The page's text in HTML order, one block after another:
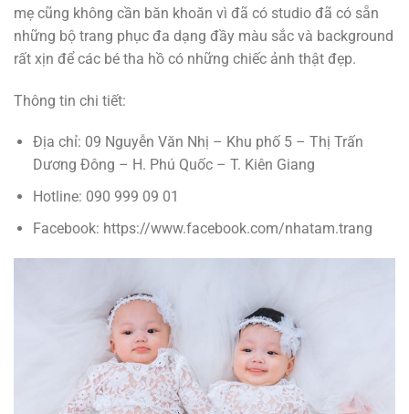
mẹ cũng không cần băn khoăn vì đã có studio đã có sẵn
những bộ trang phục đa dạng đầy màu sắc và background
rất xịn để các bé tha hồ có những chiếc ảnh thật đẹp.
Thông tin chi tiết:
Địa chỉ: 09 Nguyễn Văn Nhị – Khu phố 5 – Thị Trấn
Dương Đông – H. Phú Quốc – T. Kiên Giang
Hotline: 090 999 09 01
Facebook: https://www.facebook.com/nhatam.trang